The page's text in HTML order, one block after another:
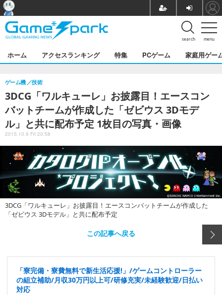
menu
search
ホーム アクセスランキング 特集 PCゲーム 家庭用ゲー
3DCG「ワルキューレ」お披露目！エースコン
バットチームが作成した「ゼビウス 3Dモデ
ル」と共に配布予定 1枚目の写真・画像
ゲーム機 技術
2015.10.9 Fri 20:58
3DCG「ワルキューレ」お披露目！エースコンバットチームが作成した
「ゼビウス 3Dモデル」と共に配布予定
この記事へ戻る
「寮完備・寮費無料で新生活応援!」/ゲームコントローラー
の組立補助/月収30万円以上可/研修充実/未経験歓迎/日払い
対応